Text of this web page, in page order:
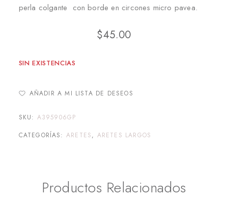
perla colgante con borde en circones micro pavea.
$45.00
SIN EXISTENCIAS
AÑADIR A MI LISTA DE DESEOS
SKU: A395906GP
CATEGORÍAS: ARETES, ARETES LARGOS
Productos Relacionados